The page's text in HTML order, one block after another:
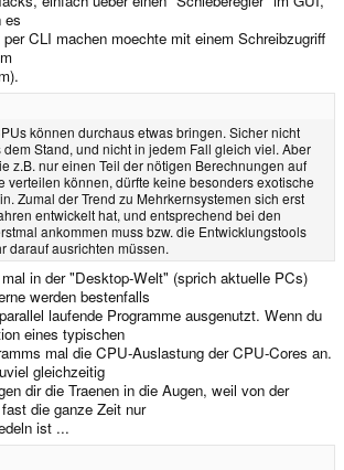
es
per CLI machen moechte mit einem Schreibzugriff
können durchaus etwas bringen. Sicher nicht
Stand, und nicht in jedem Fall gleich viel. Aber
z.B. nur einen Teil der nötigen Berechnungen auf
verteilen können, dürfte keine besonders exotische
Zumal der Trend zu Mehrkernsystemen sich erst
entwickelt hat, und entsprechend bei den
ankommen muss bzw. die Entwicklungstools
darauf ausrichten müssen.
in der "Desktop-Welt" (sprich aktuelle PCs)
werden bestenfalls
laufende Programme ausgenutzt. Wenn du
eines typischen
mal die CPU-Auslastung der CPU-Cores an.
gleichzeitig
dir die Traenen in die Augen, weil von der
die ganze Zeit nur
ist ...